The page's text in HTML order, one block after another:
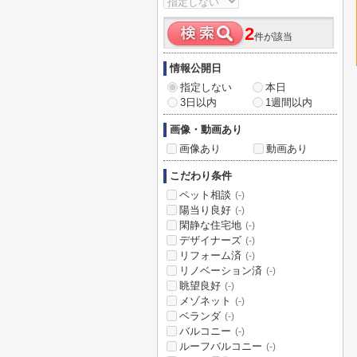
2件が該当
情報公開日
指定しない
本日
3日以内
1週間以内
画像・動画あり
画像あり
動画あり
こだわり条件
ペット相談 (-)
陽当り良好 (-)
閑静な住宅地 (-)
デザイナーズ (-)
リフォーム済 (-)
リノベーション済 (-)
眺望良好 (-)
メゾネット (-)
ベランダ (-)
バルコニー (-)
ルーフバルコニー (-)